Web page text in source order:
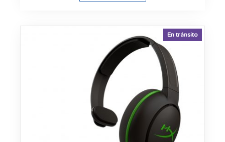
En tránsito